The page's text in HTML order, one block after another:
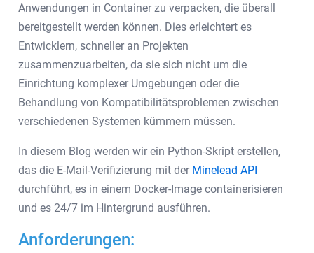
Anwendungen in Container zu verpacken, die überall
bereitgestellt werden können. Dies erleichtert es
Entwicklern, schneller an Projekten
zusammenzuarbeiten, da sie sich nicht um die
Einrichtung komplexer Umgebungen oder die
Behandlung von Kompatibilitätsproblemen zwischen
verschiedenen Systemen kümmern müssen.
In diesem Blog werden wir ein Python-Skript erstellen,
das die E-Mail-Verifizierung mit der Minelead API
durchführt, es in einem Docker-Image containerisieren
und es 24/7 im Hintergrund ausführen.
Anforderungen: